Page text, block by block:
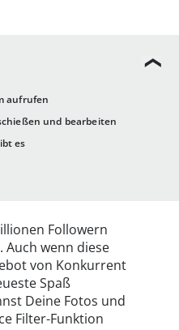
aufrufen
und bearbeiten
es
Followern
Auch wenn diese
von Konkurrent
Spaß
Deine Fotos und
Filter-Funktion